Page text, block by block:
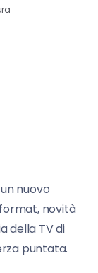
nuovo
novità
della TV di
puntata.